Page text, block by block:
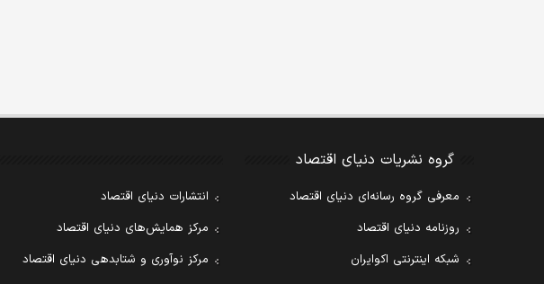
گروه نشریات دنیای اقتصاد
معرفی گروه رسانه‌ای دنیای اقتصاد
روزنامه دنیای اقتصاد
شبکه اینترنتی اکوایران
انتشارات دنیای اقتصاد
مرکز همایش‌های دنیای اقتصاد
مرکز نوآوری و شتابدهی دنیای اقتصاد